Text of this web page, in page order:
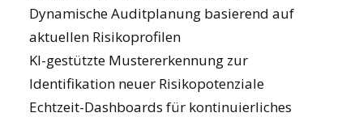
Dynamische Auditplanung basierend auf
aktuellen Risikoprofilen
KI-gestützte Mustererkennung zur
Identifikation neuer Risikopotenziale
Echtzeit-Dashboards für kontinuierliches